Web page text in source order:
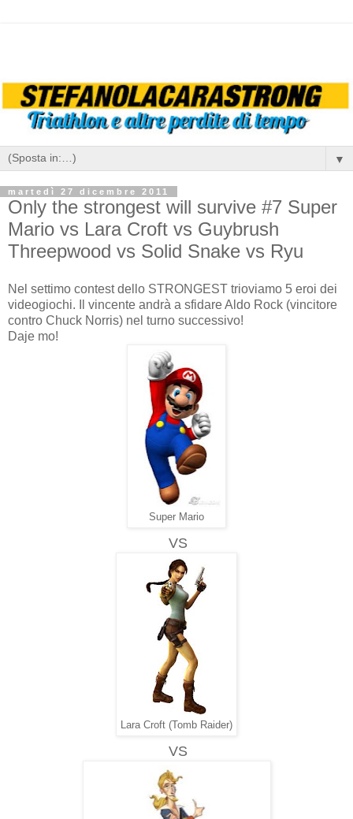
▼
martedì 27 dicembre 2011
Only the strongest will survive #7 Super
Mario vs Lara Croft vs Guybrush
Threepwood vs Solid Snake vs Ryu
Nel settimo contest dello STRONGEST trioviamo 5 eroi dei
videogiochi. Il vincente andrà a sfidare Aldo Rock (vincitore
contro Chuck Norris) nel turno successivo!
Daje mo!
Super Mario
VS
Lara Croft (Tomb Raider)
VS